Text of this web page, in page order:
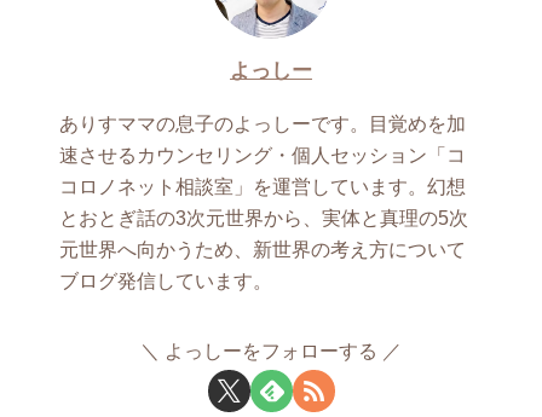
よっしー
ありすママの息子のよっしーです。目覚めを加
速させるカウンセリング・個人セッション「コ
コロノネット相談室」を運営しています。幻想
とおとぎ話の3次元世界から、実体と真理の5次
元世界へ向かうため、新世界の考え方について
ブログ発信しています。
よっしーをフォローする